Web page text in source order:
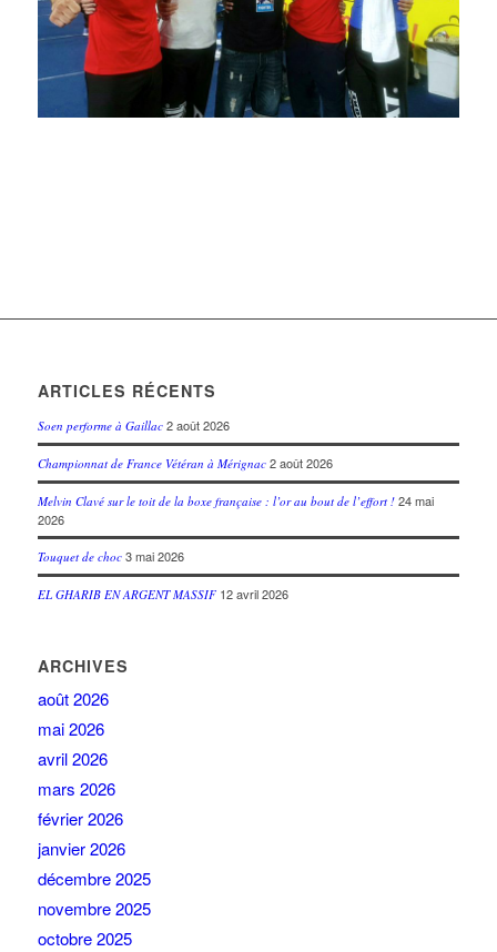
ARTICLES RÉCENTS
Soen performe à Gaillac 2 août 2026
Championnat de France Vétéran à Mérignac 2 août 2026
Melvin Clavé sur le toit de la boxe française : l’or au bout de l’effort ! 24 mai
2026
Touquet de choc 3 mai 2026
EL GHARIB EN ARGENT MASSIF 12 avril 2026
ARCHIVES
août 2026
mai 2026
avril 2026
mars 2026
février 2026
janvier 2026
décembre 2025
novembre 2025
octobre 2025